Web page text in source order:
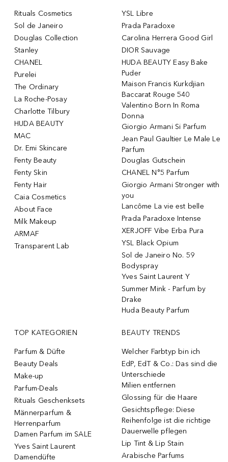
Rituals Cosmetics
Sol de Janeiro
Douglas Collection
Stanley
CHANEL
Purelei
The Ordinary
La Roche-Posay
Charlotte Tilbury
HUDA BEAUTY
MAC
Dr. Emi Skincare
Fenty Beauty
Fenty Skin
Fenty Hair
Caia Cosmetics
About Face
Milk Makeup
ARMAF
Transparent Lab
YSL Libre
Prada Paradoxe
Carolina Herrera Good Girl
DIOR Sauvage
HUDA BEAUTY Easy Bake
Puder
Maison Francis Kurkdjian
Baccarat Rouge 540
Valentino Born In Roma
Donna
Giorgio Armani Si Parfum
Jean Paul Gaultier Le Male Le
Parfum
Douglas Gutschein
CHANEL N°5 Parfum
Giorgio Armani Stronger with
you
Lancôme La vie est belle
Prada Paradoxe Intense
XERJOFF Vibe Erba Pura
YSL Black Opium
Sol de Janeiro No. 59
Bodyspray
Yves Saint Laurent Y
Summer Mink - Parfum by
Drake
Huda Beauty Parfum
TOP KATEGORIEN
Parfum & Düfte
Beauty Deals
Make-up
Parfum-Deals
Rituals Geschenksets
Männerparfum &
Herrenparfum
Damen Parfum im SALE
Yves Saint Laurent
Damendüfte
BEAUTY TRENDS
Welcher Farbtyp bin ich
EdP, EdT & Co.: Das sind die
Unterschiede
Milien entfernen
Glossing für die Haare
Gesichtspflege: Diese
Reihenfolge ist die richtige
Dauerwelle pflegen
Lip Tint & Lip Stain
Arabische Parfums